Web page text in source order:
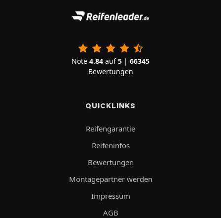
Note 4.84 auf5 | 66345
Bewertungen
QUICKLINKS
Reifengarantie
Reifeninfos
Bewertungen
Montagepartner werden
Impressum
AGB